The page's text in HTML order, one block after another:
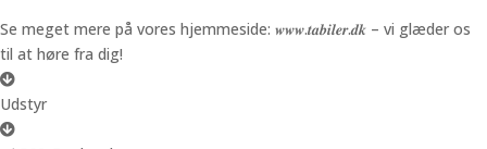
Se meget mere på vores hjemmeside: 𝒘𝒘𝒘.𝒕𝒂𝒃𝒊𝒍𝒆𝒓.𝒅𝒌 – vi glæder os
til at høre fra dig!
Udstyr